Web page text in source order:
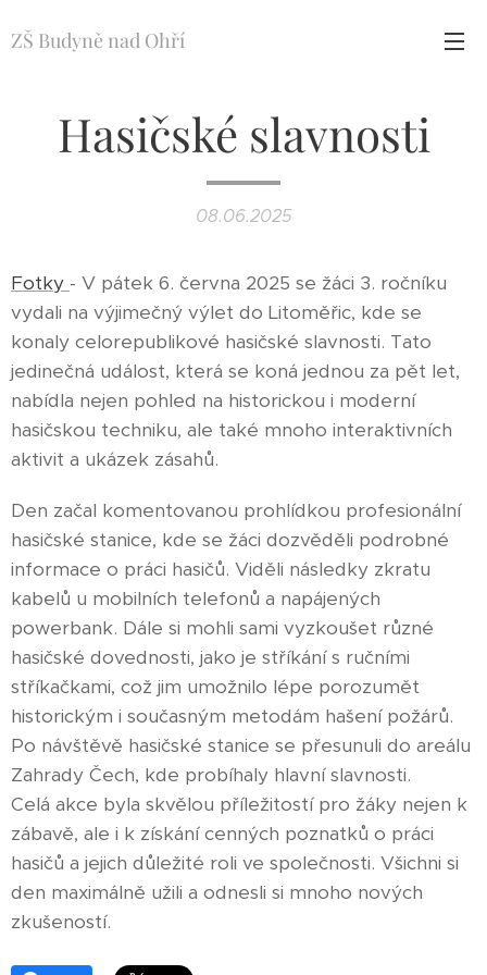
ZŠ Budyně nad Ohří
Hasičské slavnosti
08.06.2025
Fotky - V pátek 6. června 2025 se žáci 3. ročníku
vydali na výjimečný výlet do Litoměřic, kde se
konaly celorepublikové hasičské slavnosti. Tato
jedinečná událost, která se koná jednou za pět let,
nabídla nejen pohled na historickou i moderní
hasičskou techniku, ale také mnoho interaktivních
aktivit a ukázek zásahů.
Den začal komentovanou prohlídkou profesionální
hasičské stanice, kde se žáci dozvěděli podrobné
informace o práci hasičů. Viděli následky zkratu
kabelů u mobilních telefonů a napájených
powerbank. Dále si mohli sami vyzkoušet různé
hasičské dovednosti, jako je stříkání s ručními
stříkačkami, což jim umožnilo lépe porozumět
historickým i současným metodám hašení požárů.
Po návštěvě hasičské stanice se přesunuli do areálu
Zahrady Čech, kde probíhaly hlavní slavnosti.
Celá akce byla skvělou příležitostí pro žáky nejen k
zábavě, ale i k získání cenných poznatků o práci
hasičů a jejich důležité roli ve společnosti. Všichni si
den maximálně užili a odnesli si mnoho nových
zkušeností.